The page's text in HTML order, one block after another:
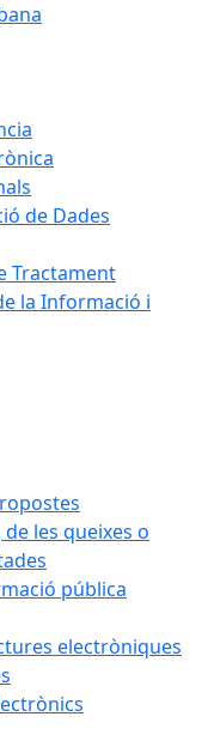
de Dades
Tractament
la Informació i
les queixes o
pública
electròniques